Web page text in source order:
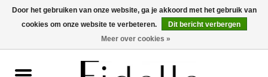
0 Artikelen - €0,00
Door het gebruiken van onze website, ga je akkoord met het gebruik van
cookies om onze website te verbeteren.
Dit bericht verbergen
Meer over cookies »